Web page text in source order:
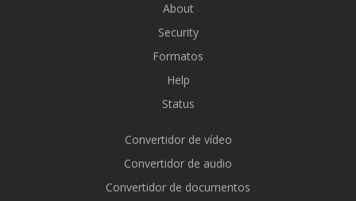
About
Security
Formatos
Help
Status
Convertidor de vídeo
Convertidor de audio
Convertidor de documentos